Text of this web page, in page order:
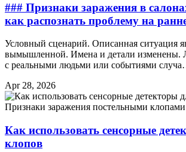
### Признаки заражения в
как распознать проблему на
Условный сценарий. Описанная ситуация
вымышленной. Имена и детали изменены.
с реальными людьми или событиями
Apr 28, 2026
Признаки заражения постельными клопами
Как использовать сенсорные
клопов